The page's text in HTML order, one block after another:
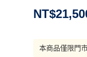
本商品僅限門